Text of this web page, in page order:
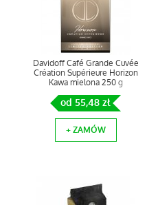
Davidoff Café Grande Cuvée
Création Supérieure Horizon
Kawa mielona 250 g
od 55,48 zł
+ ZAMÓW